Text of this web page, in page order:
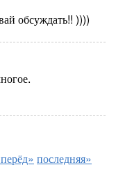
обсуждать!! ))))
последняя»